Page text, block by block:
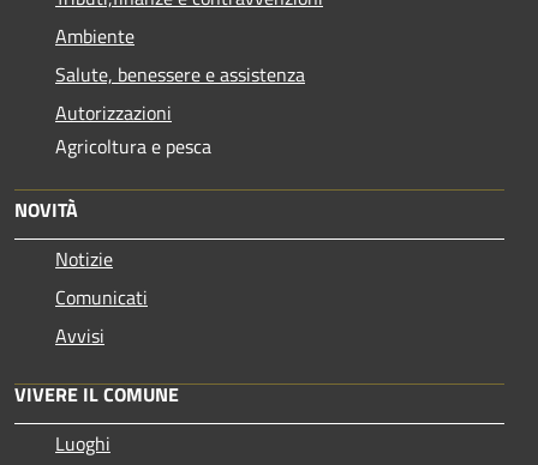
Ambiente
Salute, benessere e assistenza
Autorizzazioni
Agricoltura e pesca
NOVITÀ
Notizie
Comunicati
Avvisi
VIVERE IL COMUNE
Luoghi